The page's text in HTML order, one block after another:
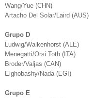
Wang/Yue (CHN)
Artacho Del Solar/Laird (AUS)
Grupo D
Ludwig/Walkenhorst (ALE)
Menegatti/Orsi Toth (ITA)
Broder/Valjas (CAN)
Elghobashy/Nada (EGI)
Grupo E